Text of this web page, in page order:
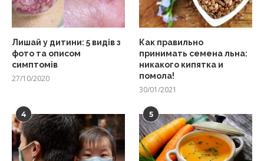
Лишай у дитини: 5 видів з
фото та описом
симптомів
27/10/2020
Как правильно
принимать семена льна:
никакого кипятка и
помола!
30/01/2021
4 5